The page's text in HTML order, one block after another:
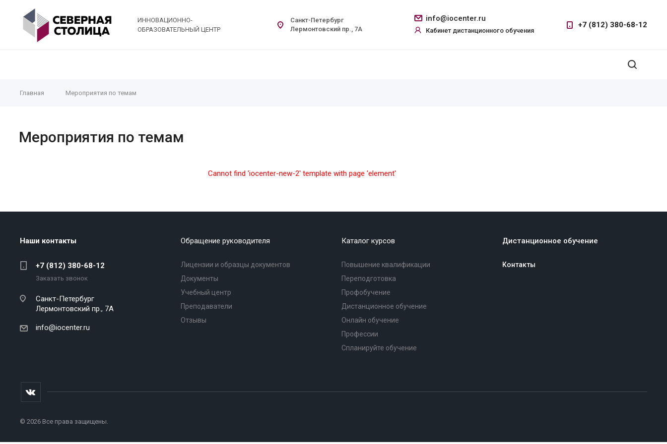
ИННОВАЦИОННО-
ОБРАЗОВАТЕЛЬНЫЙ ЦЕНТР
info@iocenter.ru
Кабинет дистанционного обучения
+7 (812) 380-68-12
Санкт-Петербург
Лермонтовский пр., 7А
Главная Мероприятия по темам
Мероприятия по темам
Cannot find 'iocenter-new-2' template with page 'element'
Наши контакты
+7 (812) 380-68-12
Заказать звонок
Санкт-Петербург
Лермонтовский пр., 7А
info@iocenter.ru
Обращение руководителя
Лицензии и образцы документов
Документы
Учебный центр
Преподаватели
Отзывы
Каталог курсов
Повышение квалификации
Переподготовка
Профобучение
Дистанционное обучение
Онлайн обучение
Профессии
Спланируйте обучение
Дистанционное обучение
Контакты
© 2026 Все права защищены.